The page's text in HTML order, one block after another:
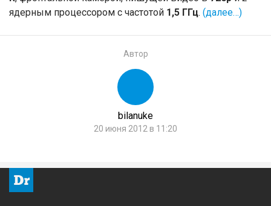
ядерным процессором с частотой 1,5 ГГц. (далее…)
Автор
bilanuke
20 июня 2012 в 11:20